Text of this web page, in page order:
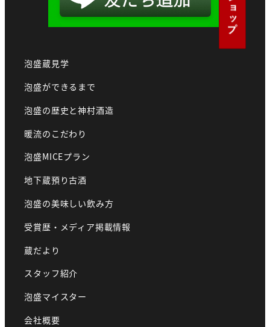
泡盛蔵見学
泡盛ができるまで
泡盛の歴史と神村酒造
暖流のこだわり
泡盛MICEプラン
地下蔵預り古酒
泡盛の美味しい飲み方
受賞歴・メディア掲載情報
蔵だより
スタッフ紹介
泡盛マイスター
会社概要